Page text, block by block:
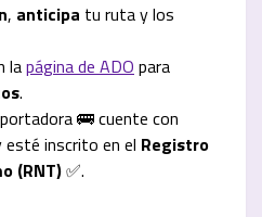
, anticipa tu ruta y los
lapágina de ADO para
.
🚌 cuente con
esté inscrito en el Registro
(RNT)✅.